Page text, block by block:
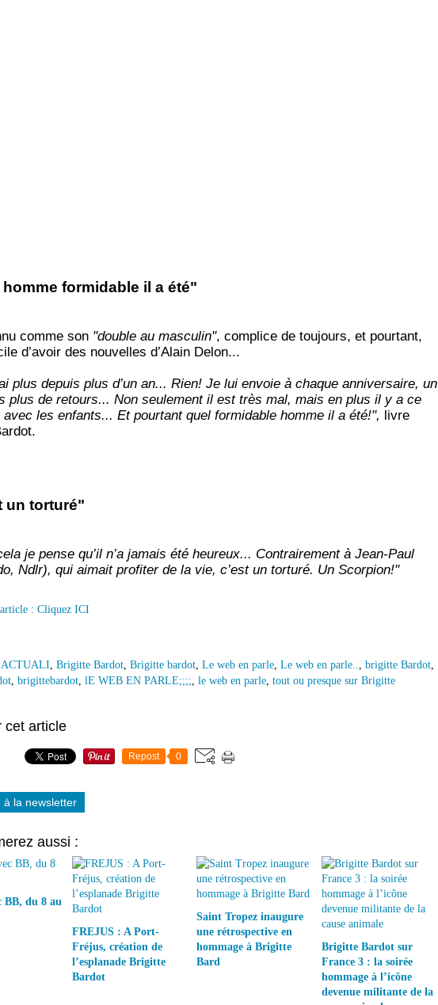
formidable il a été"
comme son "double au masculin", complice de toujours, et pourtant,
d’avoir des nouvelles d’Alain Delon...
plus depuis plus d’un an... Rien! Je lui envoie à chaque anniversaire, un
plus de retours... Non seulement il est très mal, mais en plus il y a ce
avec les enfants... Et pourtant quel formidable homme il a été!", livre
un torturé"
je pense qu’il n’a jamais été heureux... Contrairement à Jean-Paul
Ndlr), qui aimait profiter de la vie, c’est un torturé. Un Scorpion!"
: Cliquez ICI
ACTUALI, Brigitte Bardot, Brigitte bardot, Le web en parle, Le web en parle.., brigitte Bardot,
, brigittebardot, lE WEB EN PARLE;;;;, le web en parle, tout ou presque sur Brigitte
cet article
Repost 0
à la newsletter
aussi :
BB, du 8 au
FREJUS : A Port-
Fréjus, création de
l’esplanade Brigitte
Bardot
Saint Tropez inaugure
une rétrospective en
hommage à Brigitte
Bard
Brigitte Bardot sur
France 3 : la soirée
hommage à l’icône
devenue militante de la